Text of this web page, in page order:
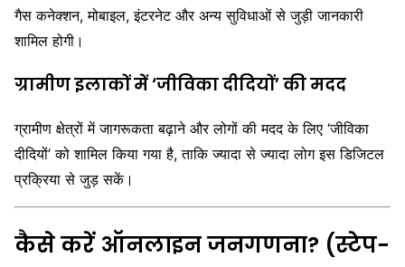
गैस कनेक्शन, मोबाइल, इंटरनेट और अन्य सुविधाओं से जुड़ी जानकारी
शामिल होगी।
ग्रामीण इलाकों में ‘जीविका दीदियों’ की मदद
ग्रामीण क्षेत्रों में जागरूकता बढ़ाने और लोगों की मदद के लिए ‘जीविका
दीदियों’ को शामिल किया गया है, ताकि ज्यादा से ज्यादा लोग इस डिजिटल
प्रक्रिया से जुड़ सकें।
कैसे करें ऑनलाइन जनगणना? (स्टेप-